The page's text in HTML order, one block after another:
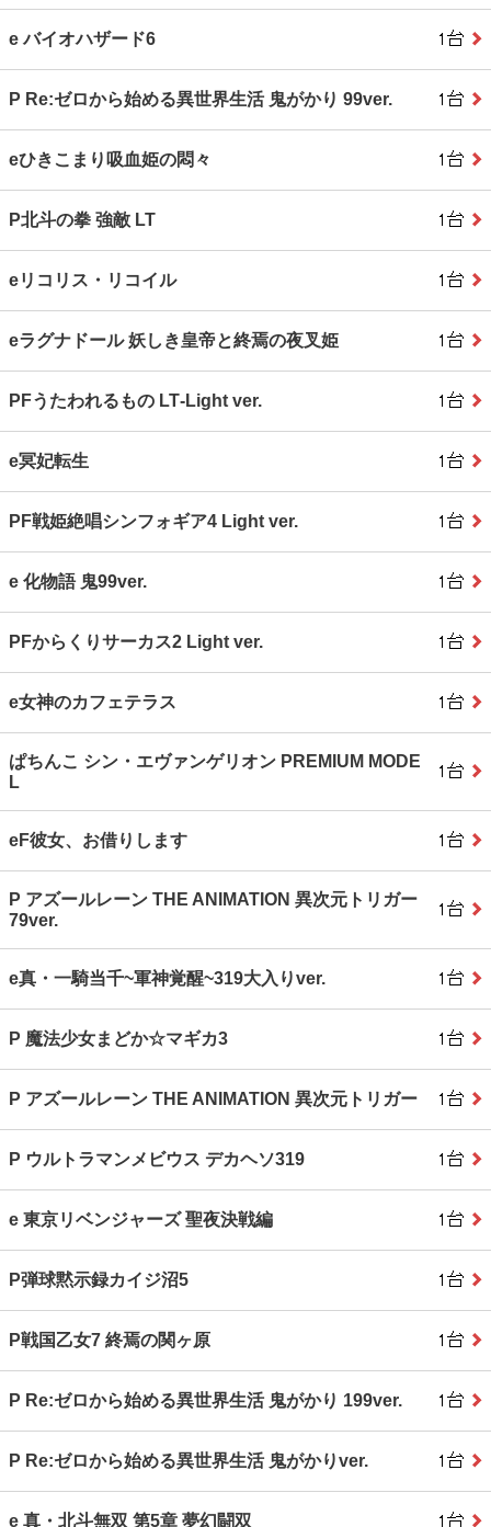
e バイオハザード6
P Re:ゼロから始める異世界生活 鬼がかり 99ver.
eひきこまり吸血姫の悶々
P北斗の拳 強敵 LT
eリコリス・リコイル
eラグナドール 妖しき皇帝と終焉の夜叉姫
PFうたわれるもの LT‐Light ver.
e冥妃転生
PF戦姫絶唱シンフォギア4 Light ver.
e 化物語 鬼99ver.
PFからくりサーカス2 Light ver.
e女神のカフェテラス
ぱちんこ シン・エヴァンゲリオン PREMIUM MODE
L
eF彼女、お借りします
P アズールレーン THE ANIMATION 異次元トリガー
79ver.
e真・一騎当千~軍神覚醒~319大入りver.
P 魔法少女まどか☆マギカ3
P アズールレーン THE ANIMATION 異次元トリガー
P ウルトラマンメビウス デカヘソ319
e 東京リベンジャーズ 聖夜決戦編
P弾球黙示録カイジ沼5
P戦国乙女7 終焉の関ヶ原
P Re:ゼロから始める異世界生活 鬼がかり 199ver.
P Re:ゼロから始める異世界生活 鬼がかりver.
e 真・北斗無双 第5章 夢幻闘双